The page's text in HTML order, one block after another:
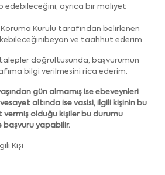
edebileceğini, ayrıca bir maliyet
Koruma Kurulu tarafından belirlenen
ve taahhüt ederim.
doğrultusunda, başvurumun
bilgi verilmesini rica ederim.
gün almamış ise ebeveynleri
altında ise vasisi, ilgili kişinin bu
vermiş olduğu kişiler bu durumu
başvuru yapabilir.
Kişi